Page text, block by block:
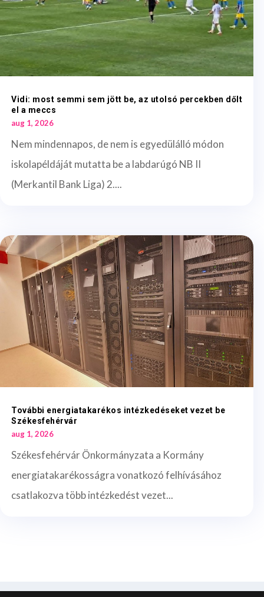
Vidi: most semmi sem jött be, az utolsó percekben dőlt
el a meccs
aug 1, 2026
Nem mindennapos, de nem is egyedülálló módon
iskolapéldáját mutatta be a labdarúgó NB II
(Merkantil Bank Liga) 2....
További energiatakarékos intézkedéseket vezet be
Székesfehérvár
aug 1, 2026
Székesfehérvár Önkormányzata a Kormány
energiatakarékosságra vonatkozó felhívásához
csatlakozva több intézkedést vezet...